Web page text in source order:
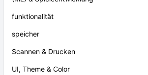
funktionalität
speicher
Scannen & Drucken
UI, Theme & Color